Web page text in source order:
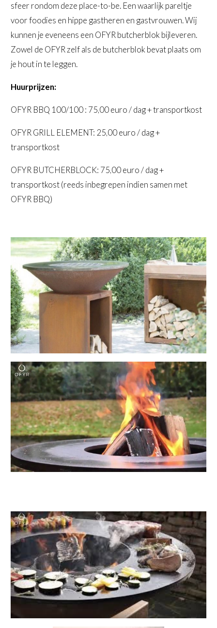
sfeer rondom deze place-to-be. Een waarlijk pareltje
voor foodies en hippe gastheren en gastvrouwen. Wij
kunnen je eveneens een OFYR butcherblok bijleveren.
Zowel de OFYR zelf als de butcherblok bevat plaats om
je hout in te leggen.
Huurprijzen:
OFYR BBQ 100/100 : 75,00 euro / dag + transportkost
OFYR GRILL ELEMENT: 25,00 euro / dag +
transportkost
OFYR BUTCHERBLOCK: 75,00 euro / dag +
transportkost (reeds inbegrepen indien samen met
OFYR BBQ)